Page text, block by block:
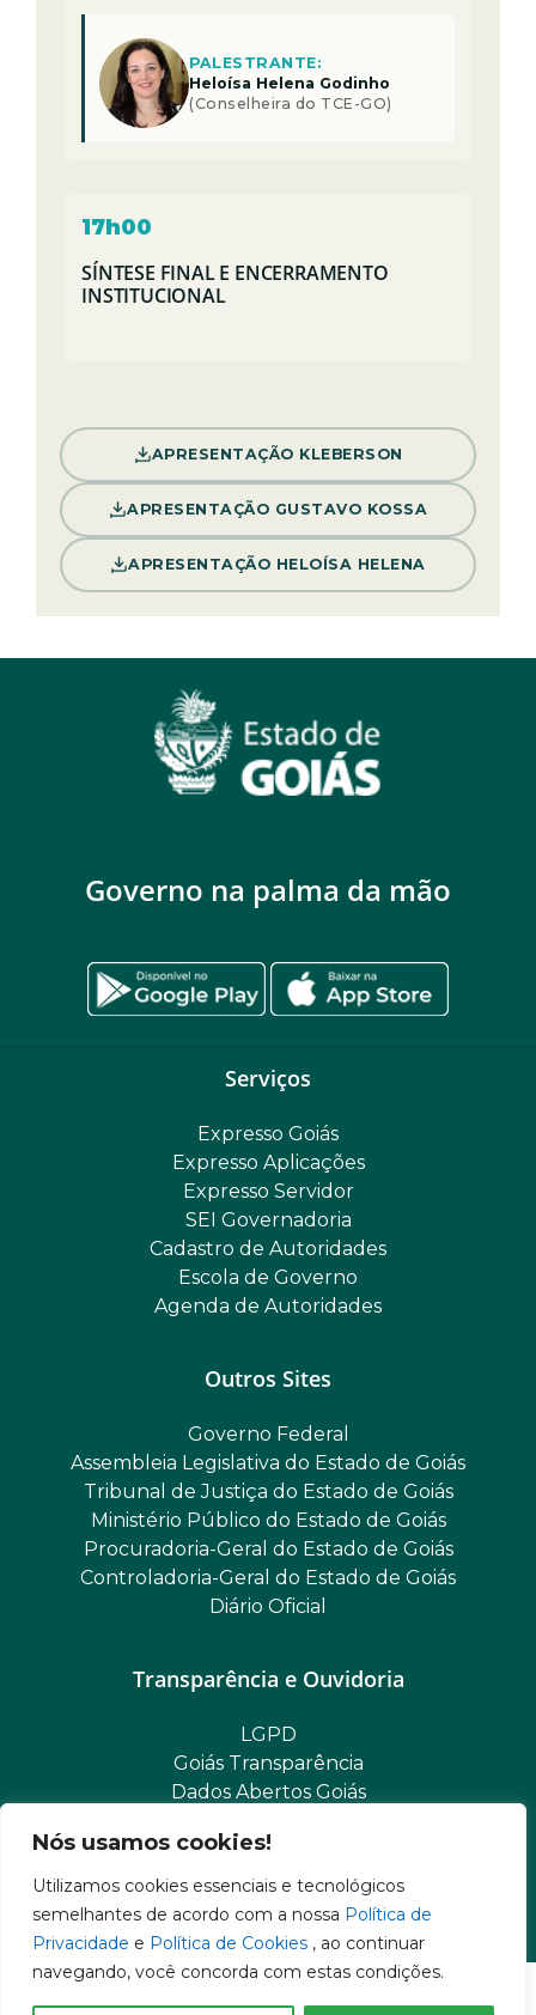
Nós usamos cookies!
Utilizamos cookies essenciais e tecnológicos
semelhantes de acordo com a nossa Política de
Privacidade e Política de Cookies , ao continuar
navegando, você concorda com estas condições.
PALESTRANTE:
Heloísa Helena Godinho
(Conselheira do TCE-GO)
17h00
SÍNTESE FINAL E ENCERRAMENTO
INSTITUCIONAL
APRESENTAÇÃO KLEBERSON
APRESENTAÇÃO GUSTAVO KOSSA
APRESENTAÇÃO HELOÍSA HELENA
Governo na palma da mão
Serviços
Expresso Goiás
Expresso Aplicações
Expresso Servidor
SEI Governadoria
Cadastro de Autoridades
Escola de Governo
Agenda de Autoridades
Outros Sites
Governo Federal
Assembleia Legislativa do Estado de Goiás
Tribunal de Justiça do Estado de Goiás
Ministério Público do Estado de Goiás
Procuradoria-Geral do Estado de Goiás
Controladoria-Geral do Estado de Goiás
Diário Oficial
Transparência e Ouvidoria
LGPD
Goiás Transparência
Dados Abertos Goiás
e-SIC – Serviço Eletrônico de Informação ao Cidadão
Ouvidoria Setorial (Expresso)
Ouvidoria Setorial (Presencial)